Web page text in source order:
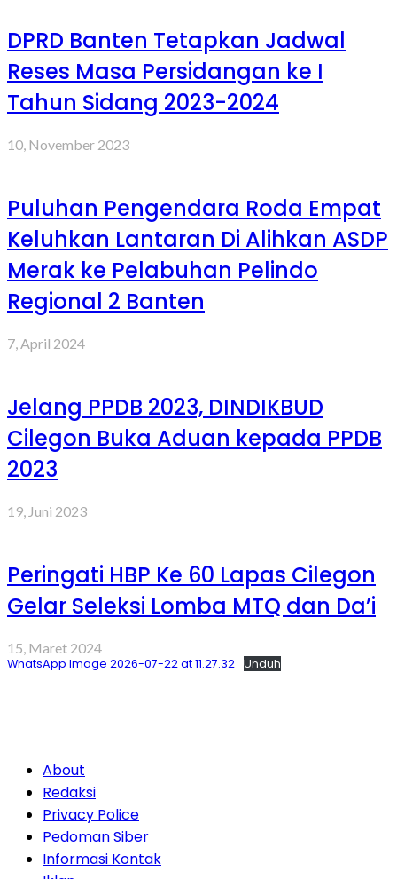
DPRD Banten Tetapkan Jadwal
Reses Masa Persidangan ke I
Tahun Sidang 2023-2024
10, November 2023
Puluhan Pengendara Roda Empat
Keluhkan Lantaran Di Alihkan ASDP
Merak ke Pelabuhan Pelindo
Regional 2 Banten
7, April 2024
Jelang PPDB 2023, DINDIKBUD
Cilegon Buka Aduan kepada PPDB
2023
19, Juni 2023
Peringati HBP Ke 60 Lapas Cilegon
Gelar Seleksi Lomba MTQ dan Da’i
15, Maret 2024
WhatsApp Image 2026-07-22 at 11.27.32 Unduh
About
Redaksi
Privacy Police
Pedoman Siber
Informasi Kontak